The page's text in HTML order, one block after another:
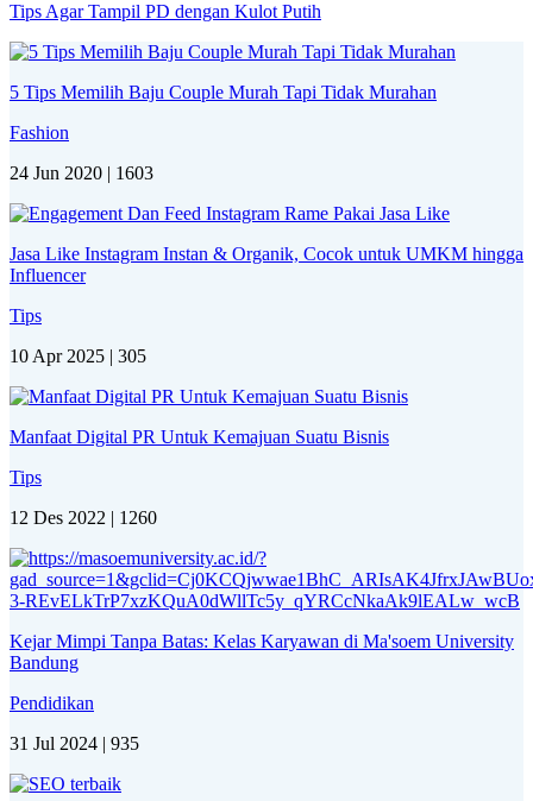
Tips Agar Tampil PD dengan Kulot Putih
5 Tips Memilih Baju Couple Murah Tapi Tidak Murahan
Fashion
24 Jun 2020 | 1603
Jasa Like Instagram Instan & Organik, Cocok untuk UMKM hingga
Influencer
Tips
10 Apr 2025 | 305
Manfaat Digital PR Untuk Kemajuan Suatu Bisnis
Tips
12 Des 2022 | 1260
Kejar Mimpi Tanpa Batas: Kelas Karyawan di Ma'soem University
Bandung
Pendidikan
31 Jul 2024 | 935